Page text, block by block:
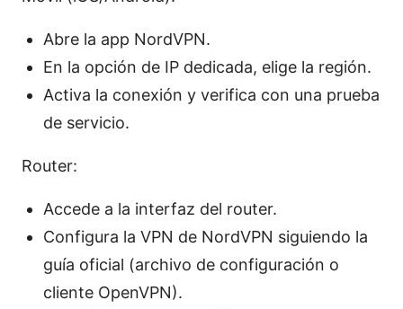
Abre la app NordVPN.
En la opción de IP dedicada, elige la región.
Activa la conexión y verifica con una prueba
de servicio.
Router:
Accede a la interfaz del router.
Configura la VPN de NordVPN siguiendo la
guía oficial (archivo de configuración o
cliente OpenVPN).